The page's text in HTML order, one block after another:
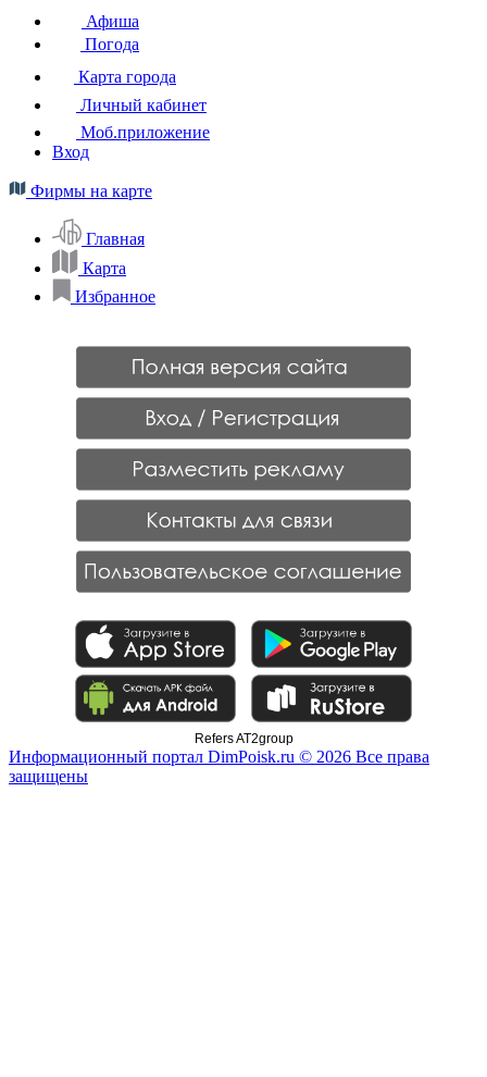
Афиша
Погода
Карта города
Личный кабинет
Моб.приложение
Вход
Фирмы на карте
Главная
Карта
Избранное
Refers AT2group
Информационный портал DimPoisk.ru © 2026 Все права
защищены